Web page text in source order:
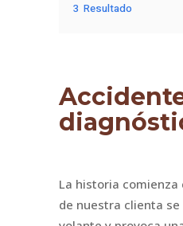
3 Resultado
La historia
de nuestra clienta